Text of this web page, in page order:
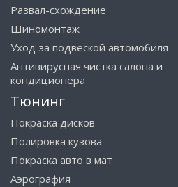
Развал-схождение
Шиномонтаж
Уход за подвеской автомобиля
Антивирусная чистка салона и
кондиционера
Тюнинг
Покраска дисков
Полировка кузова
Покраска авто в мат
Аэрография